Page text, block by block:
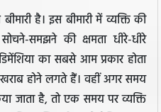
है। इस बीमारी में व्यक्ति की
समझने की क्षमता धीरे-धीरे
का सबसे आम प्रकार होता
होने लगते हैं। वहीं अगर समय
जाता है, तो एक समय पर व्यक्ति